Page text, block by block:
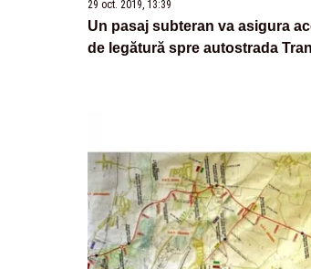
29 oct. 2019, 13:39
Un pasaj subteran va asigura
de legătură spre autostrada